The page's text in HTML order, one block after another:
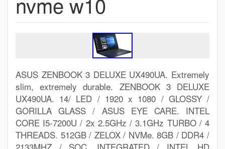
ASUS ZENBOOK 3 DELUXE UX490UA. Extremely
slim, extremely durable. ZENBOOK 3 DELUXE
UX490UA. 14/ LED / 1920 x 1080 / GLOSSY /
GORILLA GLASS / ASUS EYE CARE. INTEL
CORE I5-7200U / 2x 2.5GHz / 3.1GHz TURBO / 4
THREADS. 512GB / ZELOX / NVMe. 8GB / DDR4 /